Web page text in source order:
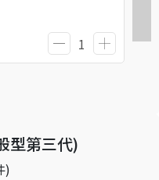
型第三代)
)